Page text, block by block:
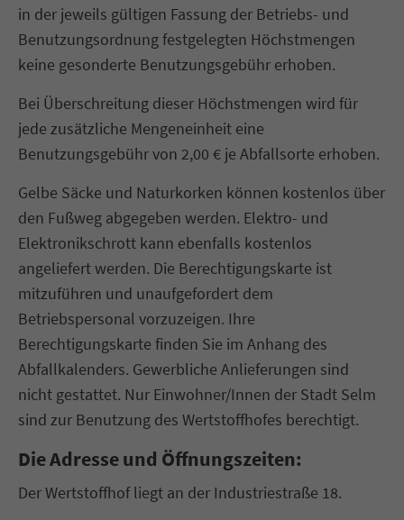
in der jeweils gültigen Fassung der Betriebs- und
Benutzungsordnung festgelegten Höchstmengen
keine gesonderte Benutzungsgebühr erhoben.
Bei Überschreitung dieser Höchstmengen wird für
jede zusätzliche Mengeneinheit eine
Benutzungsgebühr von 2,00 € je Abfallsorte erhoben.
Gelbe Säcke und Naturkorken können kostenlos über
den Fußweg abgegeben werden. Elektro- und
Elektronikschrott kann ebenfalls kostenlos
angeliefert werden. Die Berechtigungskarte ist
mitzuführen und unaufgefordert dem
Betriebspersonal vorzuzeigen. Ihre
Berechtigungskarte finden Sie im Anhang des
Abfallkalenders. Gewerbliche Anlieferungen sind
nicht gestattet. Nur Einwohner/Innen der Stadt Selm
sind zur Benutzung des Wertstoffhofes berechtigt.
Die Adresse und Öffnungszeiten:
Der Wertstoffhof liegt an der Industriestraße 18.